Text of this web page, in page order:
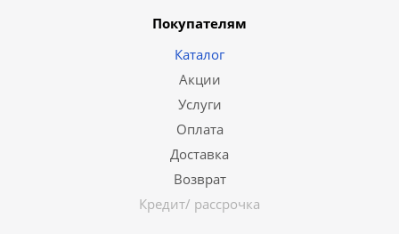
Покупателям
Каталог
Акции
Услуги
Оплата
Доставка
Возврат
Кредит/ рассрочка